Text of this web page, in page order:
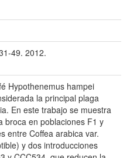
49. 2012.
Hypothenemus hampei
la principal plaga
En este trabajo se muestra
broca en poblaciones F1 y
entre Coffea arabica var.
y dos introducciones